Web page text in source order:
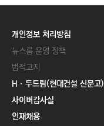
개인정보 처리방침
뉴스룸 운영 정책
법적고지
Hㆍ두드림(현대건설 신문고)
사이버감사실
인재채용